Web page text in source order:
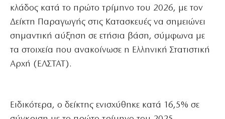
κλάδος κατά το πρώτο τρίμηνο του 2026, με τον
Δείκτη Παραγωγής στις Κατασκευές να σημειώνει
σημαντική αύξηση σε ετήσια βάση, σύμφωνα με
τα στοιχεία που ανακοίνωσε η Ελληνική Στατιστική
Αρχή (ΕΛΣΤΑΤ).
Ειδικότερα, ο δείκτης ενισχύθηκε κατά 16,5% σε